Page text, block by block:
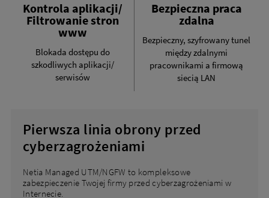
Kontrola aplikacji/
Filtrowanie stron
www
Blokada dostępu do
szkodliwych aplikacji/
serwisów
Bezpieczna praca
zdalna
Bezpieczny, szyfrowany tunel
między zdalnymi
pracownikami a firmową
siecią LAN
Pierwsza linia obrony przed
cyberzagrożeniami
Netia Managed UTM/NGFW to kompleksowe
zabezpieczenie Twojej firmy przed cyberzagrożeniami w
Internecie.